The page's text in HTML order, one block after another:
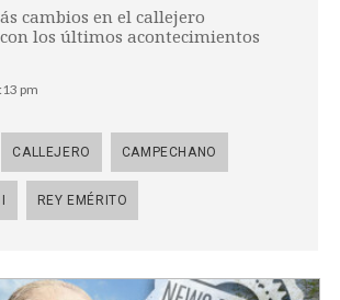
cambios en el callejero
los últimos acontecimientos
pm
CALLEJERO CAMPECHANO
REY EMÉRITO